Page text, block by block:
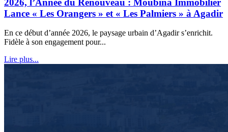
Lance « Les Orangers » et « Les Palmiers » à Agadir
En ce début d’année 2026, le paysage urbain d’Agadir s’enrichit.
Fidèle à son engagement pour...
Lire plus...